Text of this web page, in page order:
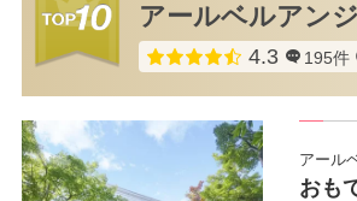
アールベルアン
点数
4.3 195件
アール
おも